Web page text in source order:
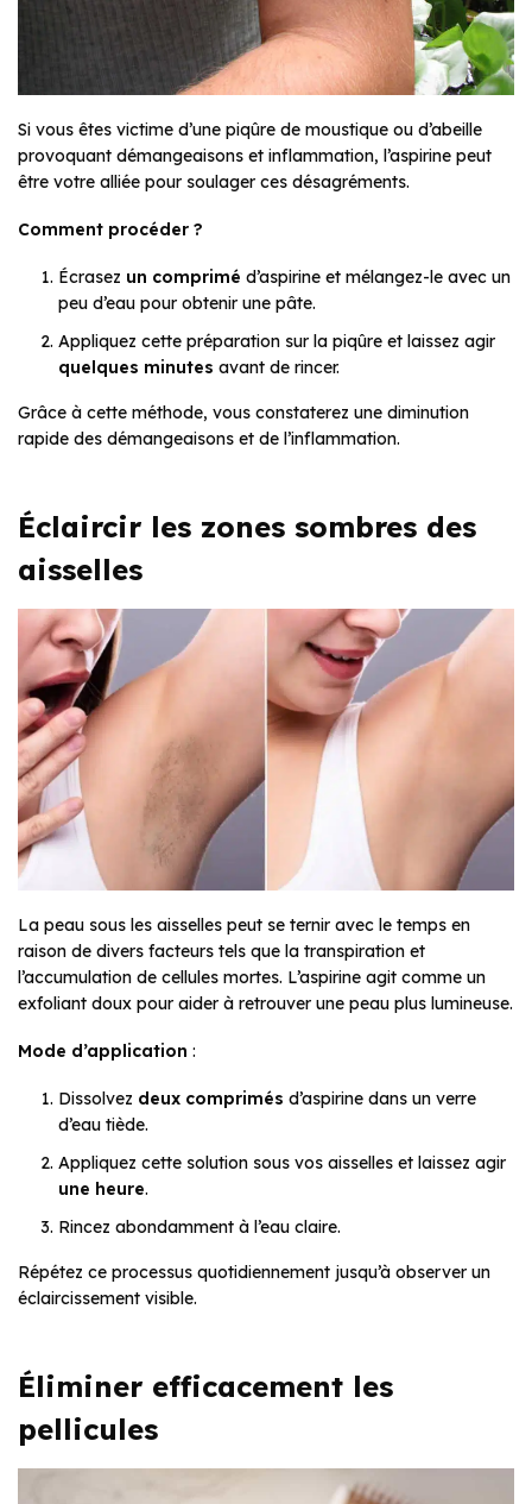
Si vous êtes victime d’une piqûre de moustique ou d’abeille
provoquant démangeaisons et inflammation, l’aspirine peut
être votre alliée pour soulager ces désagréments.
Comment procéder ?
Écrasez un comprimé d’aspirine et mélangez-le avec un
peu d’eau pour obtenir une pâte.
Appliquez cette préparation sur la piqûre et laissez agir
quelques minutes avant de rincer.
Grâce à cette méthode, vous constaterez une diminution
rapide des démangeaisons et de l’inflammation.
Éclaircir les zones sombres des
aisselles
La peau sous les aisselles peut se ternir avec le temps en
raison de divers facteurs tels que la transpiration et
l’accumulation de cellules mortes. L’aspirine agit comme un
exfoliant doux pour aider à retrouver une peau plus lumineuse.
Mode d’application :
Dissolvez deux comprimés d’aspirine dans un verre
d’eau tiède.
Appliquez cette solution sous vos aisselles et laissez agir
une heure.
Rincez abondamment à l’eau claire.
Répétez ce processus quotidiennement jusqu’à observer un
éclaircissement visible.
Éliminer efficacement les
pellicules